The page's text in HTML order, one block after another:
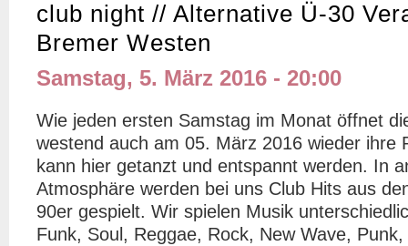
club night // Alternative Ü-30
Bremer Westen
Samstag, 5. März 2016 - 20:00
Wie jeden ersten Samstag im Monat öffnet
westend auch am 05. März 2016 wieder ihre
kann hier getanzt und entspannt werden. In
Atmosphäre werden bei uns Club Hits aus
90er gespielt. Wir spielen Musik
Funk, Soul, Reggae, Rock, New Wave,